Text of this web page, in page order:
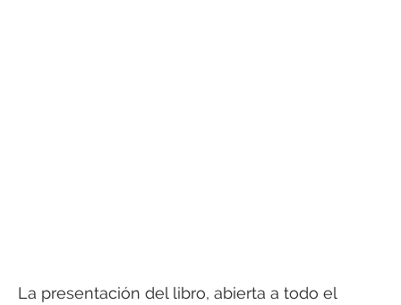
La presentación del libro, abierta a todo el